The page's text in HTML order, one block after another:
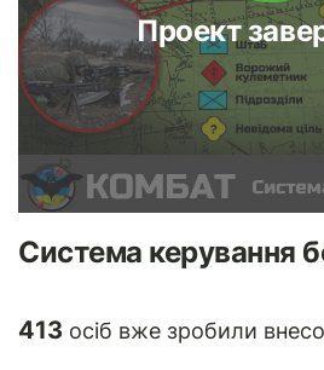
Проект
Система керування
413 осіб вже зробили